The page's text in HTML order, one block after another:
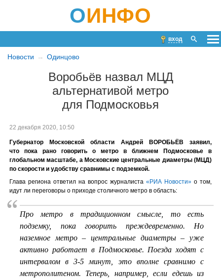
ОИНФО
вход
Новости Одинцово
Воробьёв назвал МЦД
альтернативой метро
для Подмосковья
22 декабря 2020, 10:50
Губернатор Московской области Андрей ВОРОБЬЁВ заявил,
что пока рано говорить о метро в ближнем Подмосковье в
глобальном масштабе, а Московские центральные диаметры (МЦД)
по скорости и удобству сравнимы с подземкой.
Глава региона ответил на вопрос журналиста «РИА Новости» о том,
идут ли переговоры о приходе столичного метро в область:
Про метро в традиционном смысле, то есть
подземку, пока говорить преждевременно. Но
наземное метро – центральные диаметры – уже
активно работает в Подмосковье. Поезда ходят с
интервалом в 3-5 минут, это вполне сравнимо с
метрополитеном. Теперь, например, если едешь из